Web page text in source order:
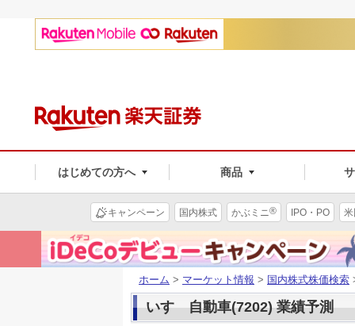
はじめての方へ 商品
キャンペーン 国内株式 かぶミニ® IPO・PO
ホーム > マーケット情報 > 国内株式株価検索
いすゞ自動車(7202) 業績予測